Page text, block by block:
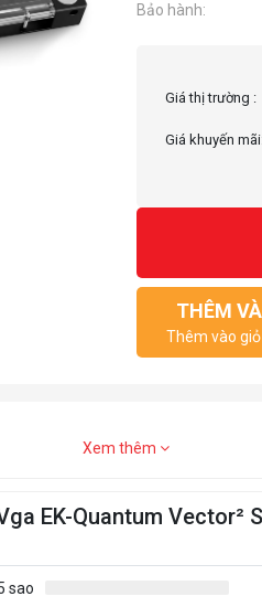
Bảo hành:
Giá thị trường :
Giá khuyến
THÊM
Thêm vào
Xem thêm
EK-Quantum Vector²
sao